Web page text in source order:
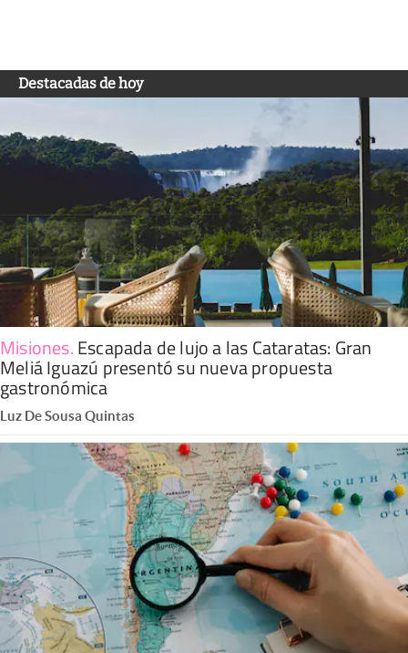
Destacadas de hoy
Misiones.Escapada de lujo a las Cataratas: Gran
Meliá Iguazú presentó su nueva propuesta
gastronómica
Luz De Sousa Quintas